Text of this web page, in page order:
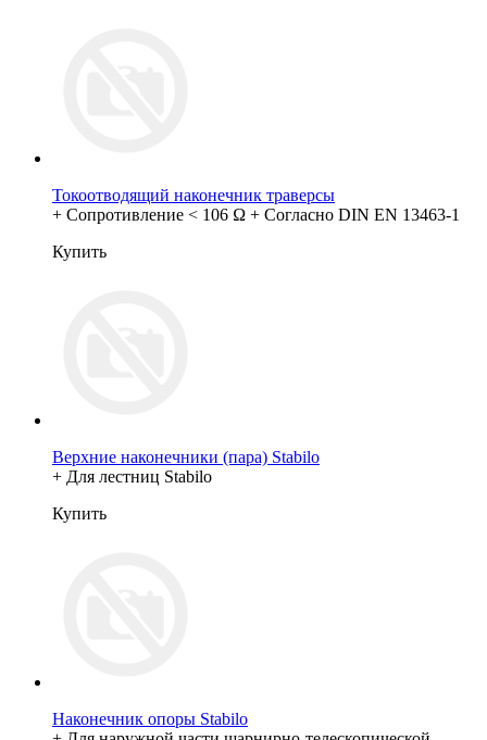
Токоотводящий наконечник траверсы
+ Сопротивление < 106 Ω + Согласно DIN EN 13463-1
Купить
Верхние наконечники (пара) Stabilo
+ Для лестниц Stabilo
Купить
Наконечник опоры Stabilo